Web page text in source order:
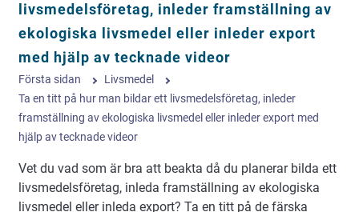
livsmedelsföretag, inleder framställning av
ekologiska livsmedel eller inleder export
med hjälp av tecknade videor
Första sidan
Livsmedel
Ta en titt på hur man bildar ett livsmedelsföretag, inleder
framställning av ekologiska livsmedel eller inleder export med
hjälp av tecknade videor
Vet du vad som är bra att beakta då du planerar bilda ett
livsmedelsföretag, inleda framställning av ekologiska
livsmedel eller inleda export? Ta en titt på de färska